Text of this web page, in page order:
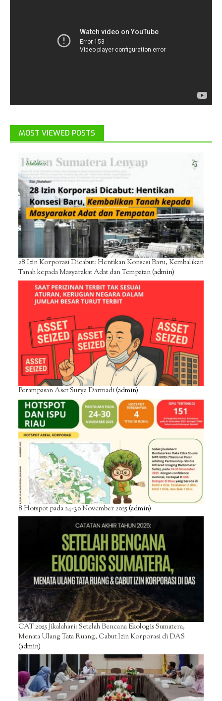
MOST VIEWED POSTS
28 Izin Korporasi Dicabut: Hentikan Konsesi Baru, Kembalikan
Tanah kepada Masyarakat Adat dan Tempatan(admin)
Perampasan Aset Surya Darmadi(admin)
8 Hotspot pada 24-30 November 2025(admin)
CAT 2025 Jikalahari: Setelah Bencana Ekologis Sumatera,
Menata Ulang Tata Ruang, Cabut Izin Korporasi di DAS
(admin)